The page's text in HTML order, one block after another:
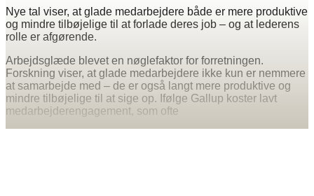
Nye tal viser, at glade medarbejdere både er mere produktive
og mindre tilbøjelige til at forlade deres job – og at lederens
rolle er afgørende.
Arbejdsglæde blevet en nøglefaktor for forretningen.
Forskning viser, at glade medarbejdere ikke kun er nemmere
at samarbejde med – de er også langt mere produktive og
mindre tilbøjelige til at sige op. Ifølge Gallup koster lavt
medarbejderengagement, som ofte